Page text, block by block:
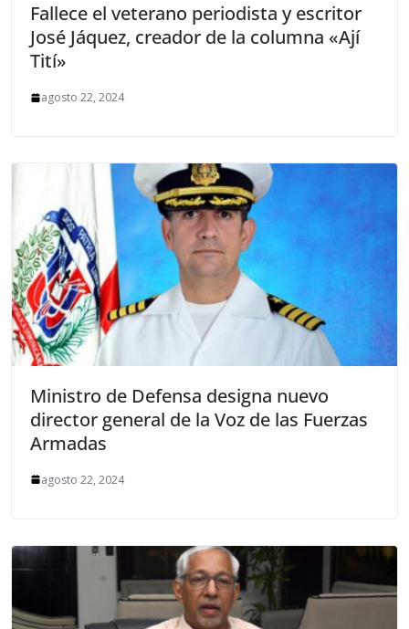
Fallece el veterano periodista y escritor
José Jáquez, creador de la columna «Ají
Tití»
agosto 22, 2024
Ministro de Defensa designa nuevo
director general de la Voz de las Fuerzas
Armadas
agosto 22, 2024